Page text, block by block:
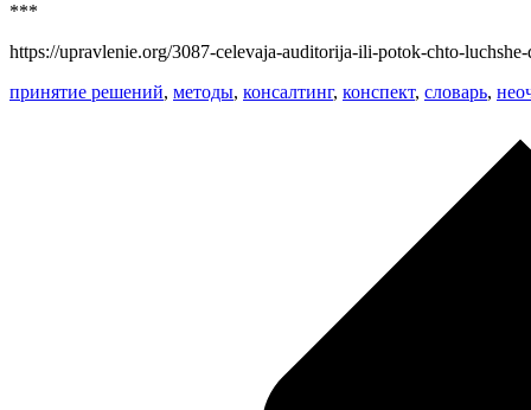
***
https://upravlenie.org/3087-celevaja-auditorija-ili-potok-chto-
принятие решений, методы, консалтинг, конспект, словарь,